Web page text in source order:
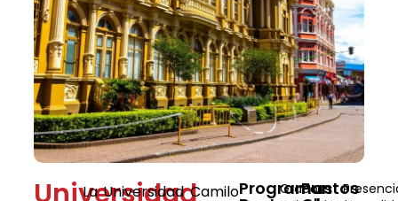
La Universidad CamiloProgramas
GradosPuntos